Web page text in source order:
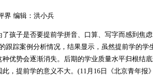
编辑：洪小兵
子是否要提前学拼音、口算、写字而感到焦虑
跟踪案例分析情况，结果显示，虽然提前学的学
优势会逐渐消失。后期的学业质量水平归根结
，提前学的意义不大。(11月16日《北京青年报